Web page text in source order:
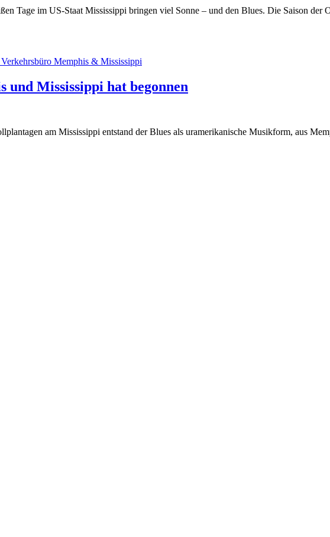
Tage im US-Staat Mississippi bringen viel Sonne – und den Blues. Die Saison
und Mississippi hat begonnen
am Mississippi entstand der Blues als uramerikanische Musikform, aus